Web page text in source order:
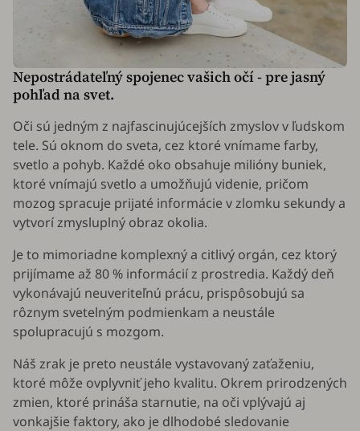
Nepostrádateľný spojenec vašich očí - pre jasný
pohľad na svet.
Oči sú jedným z najfascinujúcejších zmyslov v ľudskom
tele. Sú oknom do sveta, cez ktoré vnímame farby,
svetlo a pohyb. Každé oko obsahuje milióny buniek,
ktoré vnímajú svetlo a umožňujú videnie, pričom
mozog spracuje prijaté informácie v zlomku sekundy a
vytvorí zmysluplný obraz okolia.
Je to mimoriadne komplexný a citlivý orgán, cez ktorý
prijímame až 80 % informácií z prostredia. Každý deň
vykonávajú neuveriteľnú prácu, prispôsobujú sa
rôznym svetelným podmienkam a neustále
spolupracujú s mozgom.
Náš zrak je preto neustále vystavovaný zaťaženiu,
ktoré môže ovplyvniť jeho kvalitu. Okrem prirodzených
zmien, ktoré prináša starnutie, na oči vplývajú aj
vonkajšie faktory, ako je dlhodobé sledovanie